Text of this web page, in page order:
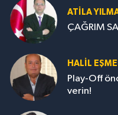
ATILA
ÇAĞRIM
HALIL
Play-Off
verin!